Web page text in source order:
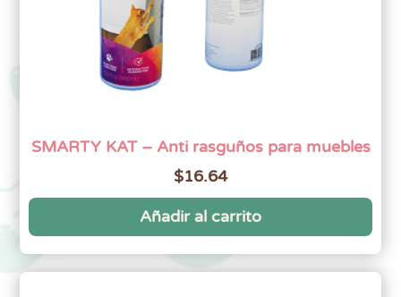
SMARTY KAT – Anti rasguños para muebles
$16.64
Añadir al carrito